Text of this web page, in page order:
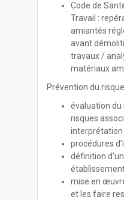
Code de
Travail :
amiantés
avant
travaux /
matériaux
Prévention du
évaluation du
risques
interprétation
procédures
définition
mise en
et les faire